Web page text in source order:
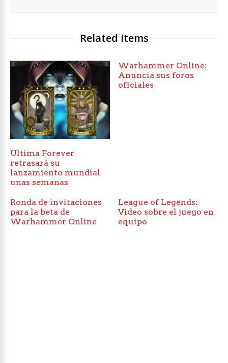
Related Items
Ultima Forever
retrasará su
lanzamiento mundial
unas semanas
Warhammer Online:
Anuncia sus foros
oficiales
Ronda de invitaciones
para la beta de
Warhammer Online
League of Legends:
Video sobre el juego en
equipo